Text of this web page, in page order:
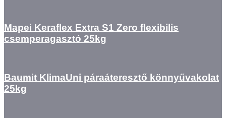
Mapei Keraflex Extra S1 Zero flexibilis
csemperagasztó 25kg
Baumit KlimaUni páraáteresztő könnyűvakolat
25kg